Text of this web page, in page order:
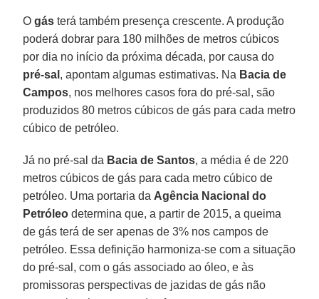
Ogás terá também presença crescente. A produção
poderá dobrar para 180 milhões de metros cúbicos
por dia no início da próxima década, por causa do
pré-sal , apontam algumas estimativas. Na Bacia de
Campos, nos melhores casos fora do pré-sal, são
produzidos 80 metros cúbicos de gás para cada metro
cúbico de petróleo.
Já no pré-sal da Bacia de Santos, a média é de 220
metros cúbicos de gás para cada metro cúbico de
petróleo. Uma portaria da Agência Nacional do
Petróleo determina que, a partir de 2015, a queima
de gás terá de ser apenas de 3% nos campos de
petróleo. Essa definição harmoniza-se com a situação
do pré-sal, com o gás associado ao óleo, e às
promissoras perspectivas de jazidas de gás não